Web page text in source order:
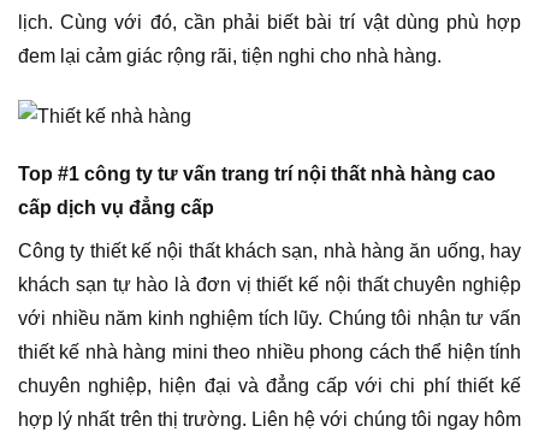
lịch. Cùng với đó, cần phải biết bài trí vật dùng phù hợp
đem lại cảm giác rộng rãi, tiện nghi cho nhà hàng.
Top #1 công ty tư vấn trang trí nội thất nhà hàng cao
cấp dịch vụ đẳng cấp
Công ty thiết kế nội thất khách sạn, nhà hàng ăn uống, hay
khách sạn tự hào là đơn vị thiết kế nội thất chuyên nghiệp
với nhiều năm kinh nghiệm tích lũy. Chúng tôi nhận tư vấn
thiết kế nhà hàng mini theo nhiều phong cách thể hiện tính
chuyên nghiệp, hiện đại và đẳng cấp với chi phí thiết kế
hợp lý nhất trên thị trường. Liên hệ với chúng tôi ngay hôm